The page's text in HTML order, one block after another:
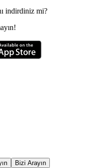
indirdiniz mi?
Bizi Arayın